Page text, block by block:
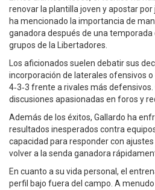
renovar la plantilla joven y apostar
ha mencionado la importancia de
ganadora después de una
grupos de la Libertadores.
Los aficionados suelen debatir sus
incorporación de laterales ofensivos
4‑3‑3 frente a rivales más
discusiones apasionadas en foros y
Además de los éxitos, Gallardo ha
resultados inesperados contra
capacidad para responder con
volver a la senda ganadora
En cuanto a su vida personal, el
perfil bajo fuera del campo. A